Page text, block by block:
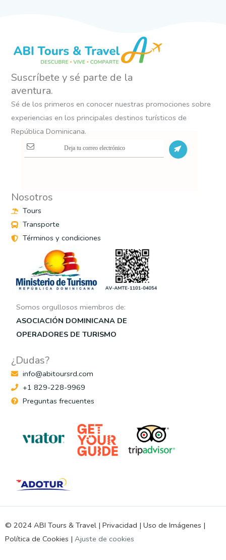
Suscríbete y sé parte de la
aventura.
Sé de los primeros en conocer nuestras promociones sobre
experiencias en los principales destinos turísticos de
República Dominicana.
S
Nosotros
Tours
Transporte
Términos y condiciones
Somos orgullosos miembros de:
ASOCIACIÓN DOMINICANA DE
OPERADORES DE TURISMO
¿Dudas?
info@abitoursrd.com
+1 829-228-9969
Preguntas frecuentes
© 2024 ABI Tours & Travel | Privacidad | Uso de Imágenes |
Política de Cookies | Ajuste de cookies